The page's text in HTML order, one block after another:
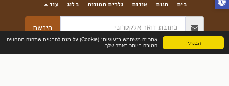
הבנתי!
אתר זה משתמש ב"עוגיות" (Cookie) על-מנת להבטיח שתהנה מהחוויה
הטובה ביותר באתר שלך.
בית חנות אודות גלרית תמונות בלוג עוד
הירשם
זכויות יוצרים © 2026 כל הזכויות שמורות -